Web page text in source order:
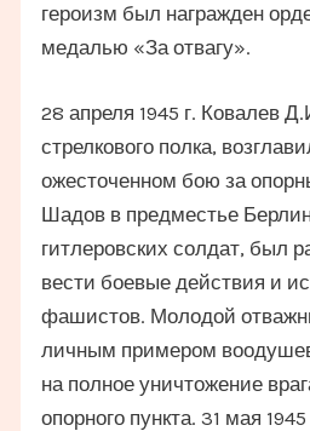
героизм был награжден
медалью «За отвагу».
28 апреля 1945 г. Ковалев
стрелкового полка,
ожесточенном бою за
Шадов в предместье
гитлеровских солдат, был
вести боевые действия и
фашистов. Молодой
личным примером
на полное уничтожение
опорного пункта. 31 мая